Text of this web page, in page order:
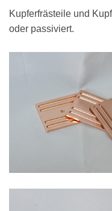
Kupferfrästeile und
oder passiviert.